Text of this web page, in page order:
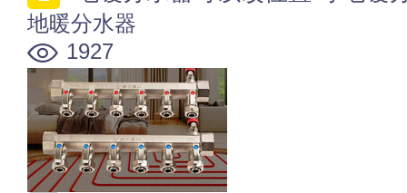
地暖分水器
1927